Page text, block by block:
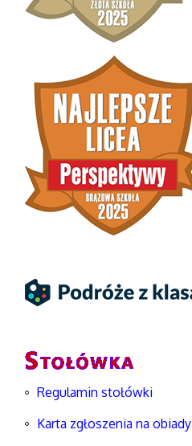
Regulamin stołówki
Karta zgłoszenia na obiady